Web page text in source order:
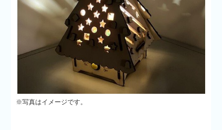
※写真はイメージです。